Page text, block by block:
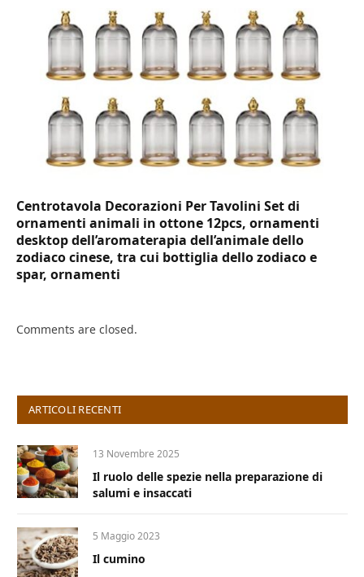
Centrotavola Decorazioni Per Tavolini Set di
ornamenti animali in ottone 12pcs, ornamenti
desktop dell’aromaterapia dell’animale dello
zodiaco cinese, tra cui bottiglia dello zodiaco e
spar, ornamenti
Comments are closed.
ARTICOLI RECENTI
13 Novembre 2025
Il ruolo delle spezie nella preparazione di
salumi e insaccati
5 Maggio 2023
Il cumino